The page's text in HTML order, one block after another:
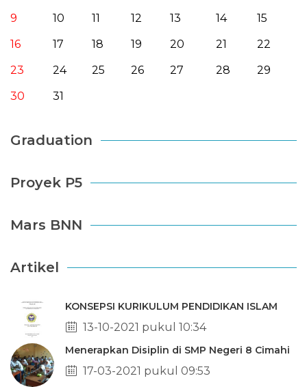
9
10 11 12 13 14
15
16
17 18 19 20 21
22
23
24 25 26 27 28
29
30
31
Graduation
Proyek P5
Mars BNN
Artikel
KONSEPSI KURIKULUM PENDIDIKAN ISLAM
13-10-2021 pukul 10:34
Menerapkan Disiplin di SMP Negeri 8 Cimahi
17-03-2021 pukul 09:53